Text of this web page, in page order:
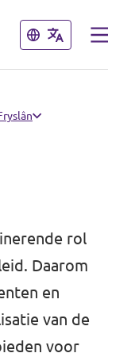
Sluiten
Sluiten
rol
Daarom
en
van de
voor